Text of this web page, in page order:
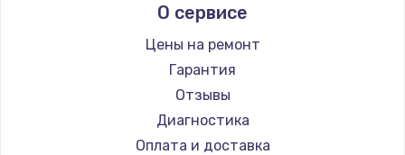
Kodak
Blackmagic
О сервисе
Цены на ремонт
Гарантия
Отзывы
Диагностика
Оплата и доставка